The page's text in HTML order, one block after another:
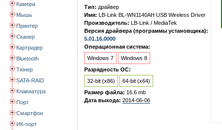
Камера
Мышь
Принтер
Сканер
Картридер
Bluetooth
Тюнер
SATA-RAID
Клавиатура
Порт
Смартфон
ИК-порт
Тип: драйвер
Имя: LB-Link BL-WN1140AH USB Wireless Driver
Производитель: LB-Link / MediaTek
Версия драйвера (программы установщика):
5.01.16.0000
Операционная система:
Windows 7
Windows 8
Разрядность ОС:
32-bit (x86)
64-bit (x64)
Размер файла: 16.6 mb
Дата выхода: 2014-06-06